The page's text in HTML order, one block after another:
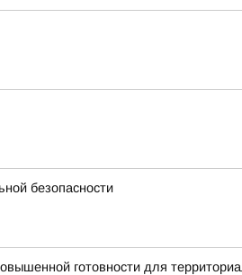
безопасности
готовности для